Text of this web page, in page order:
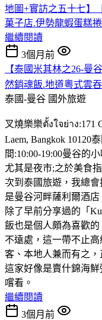
地圖+實訪之五十七】
菓子店.伊勢龍蝦蛋糕捲
繼續閱讀
3個月前
【泰國米其林之26-曼
然銷魂飯.地道粵式雲
泰國-曼谷 國外旅遊
叉燒樂樂ตั้งใจย่าง:171
Laem, Bangkok 10120
間:10:00-19:00曼谷的
尤其是夜市;之於美食
次到泰國旅遊，我總
是曼谷河畔薩利爾酒
除了早前分享過的「
飯也是個人頗為喜歡
不遠處，這一帶不止
客、本地人兼而有之
這家好像是賣什錦海
嚐看。
繼續閱讀
3個月前